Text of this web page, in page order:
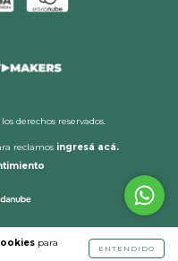
para
ENTENDIDO
derechos reservados.
reclamos ingresá acá.